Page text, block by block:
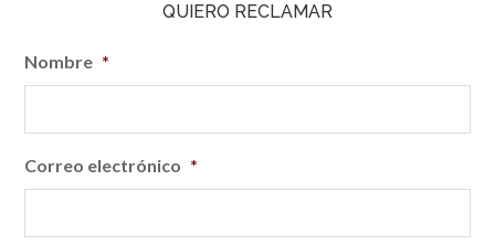
QUIERO RECLAMAR
Nombre *
Correo electrónico *